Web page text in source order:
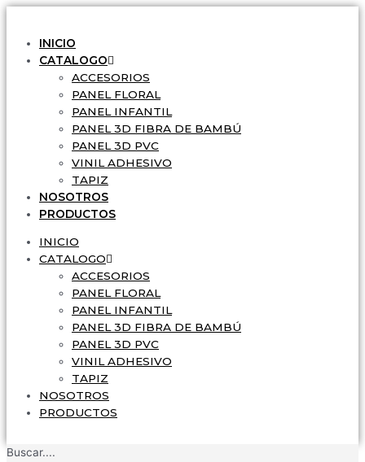
contenidoINICIO
CATALOGO
ACCESORIOS
PANEL FLORAL
PANEL INFANTIL
PANEL 3D FIBRA DE BAMBÚ
PANEL 3D PVC
VINIL ADHESIVO
TAPIZ
NOSOTROS
PRODUCTOS
INICIO
CATALOGO
ACCESORIOS
PANEL FLORAL
PANEL INFANTIL
PANEL 3D FIBRA DE BAMBÚ
PANEL 3D PVC
VINIL ADHESIVO
TAPIZ
NOSOTROS
PRODUCTOS
Buscar....